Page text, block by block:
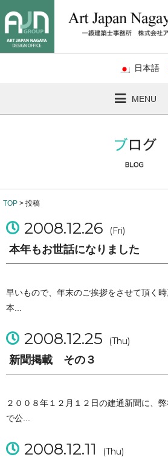
日本語
MENU
TOP > 投稿
2008.12.26 (Fri)
本年もお世話になりました
早いもので、年末のご挨拶をさせて頂く時
本...
2008.12.25 (Thu)
新聞掲載 その３
２００８年１２月１２日の建通新聞に、
で公...
2008.12.11 (Thu)